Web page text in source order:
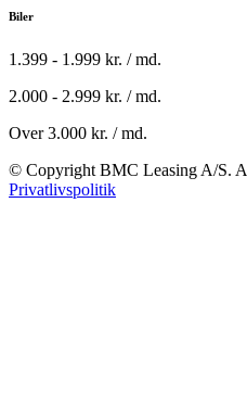
Biler
1.399 - 1.999 kr. / md.
2.000 - 2.999 kr. / md.
Over 3.000 kr. / md.
© Copyright BMC Leasing A/S.
Privatlivspolitik